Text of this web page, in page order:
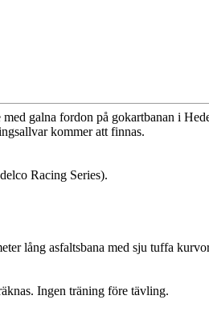
galna fordon på gokartbanan i
kommer att finnas.
Racing Series).
lång asfaltsbana med sju tuffa
Ingen träning före tävling.